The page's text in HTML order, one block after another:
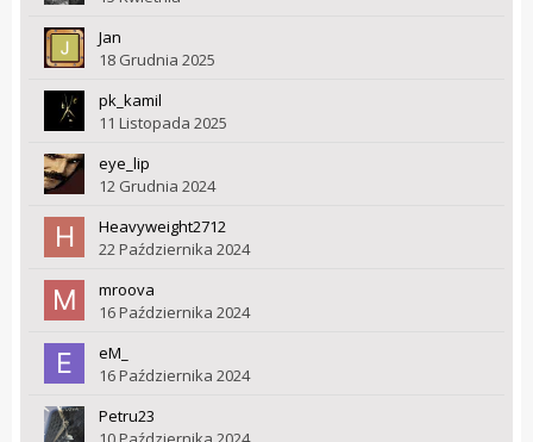
Jan
18 Grudnia 2025
pk_kamil
11 Listopada 2025
eye_lip
12 Grudnia 2024
Heavyweight2712
22 Października 2024
mroova
16 Października 2024
eM_
16 Października 2024
Petru23